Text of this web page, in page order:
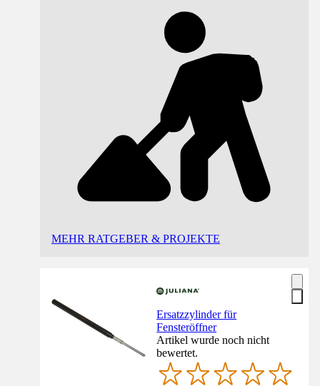
MEHR RATGEBER & PROJEKTE
Ersatzzylinder für
Fensteröffner
Artikel wurde noch nicht
bewertet.